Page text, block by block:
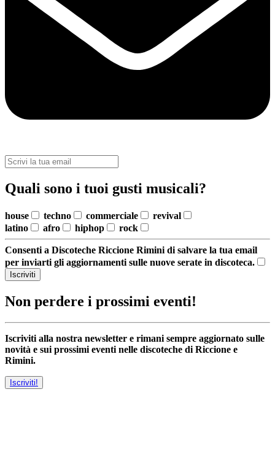
Quali sono i tuoi gusti musicali?
house techno commerciale
revival
latino
afro hiphop rock
Consenti a Discoteche Riccione Rimini di salvare la tua email
per inviarti gli aggiornamenti sulle nuove serate in discoteca.
Iscriviti
Non perdere i prossimi eventi!
Iscriviti alla nostra newsletter e rimani sempre aggiornato sulle
novità e sui prossimi eventi nelle discoteche di Riccione e
Rimini.
Iscriviti!